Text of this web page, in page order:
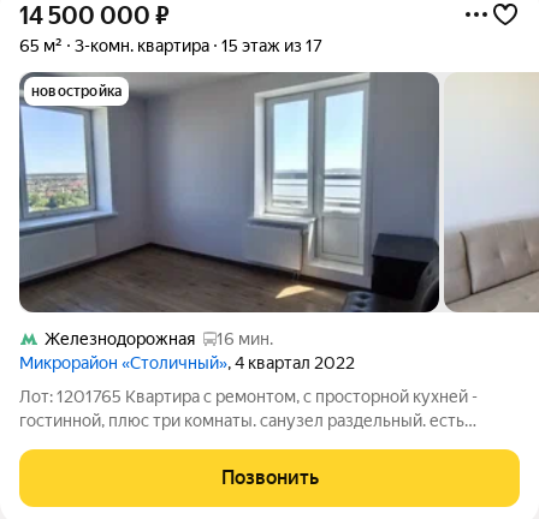
14 500 000 ₽
65 м² 3-комн. квартира 15 этаж из 17
новостройка
Железнодорожная
16 мин.
Микрорайон «Столичный», 4 квартал 2022
Лот: 1201765 Квартира с ремонтом, с просторной кухней -
гостинной, плюс три комнаты. санузел раздельный. есть
новый дом, располагается в развитом районе. Инфраструктура
вся в пешей доступности:
Позвонить